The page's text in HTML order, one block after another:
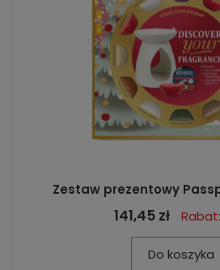
Zestaw prezentowy
141,45 zł
Do koszyka